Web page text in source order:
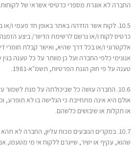
החברה לא אוגרת מספרי כרטיסי אשראי של לקוחות.
10.5. לקוח אשר הזדהה באתר באופן חד פעמי ו/או
כרטיס לקוח ו/או נרשם לרשימת הדיוור/ ביצע
אלקטרוני ו/או בכל דרך שהיא, ואישר קבלת חומרי
אנונימי כלפי החברה ועל כן מוותר על כל טענה
טענה על פי חוק הגנת הפרטיות, תשמ"א-1981.
10.6. החברה עושה כל שביכולתה על מנת לשמור
אולם היא אינה מתחייבת כי הגלישה בו לא
או תקלות או שיבושים כלשהם.
10.7. במקרים הנובעים מכוח עליון, החברה לא
שהוא, עקיף או ישיר, שייגרם ללקוח אי מי